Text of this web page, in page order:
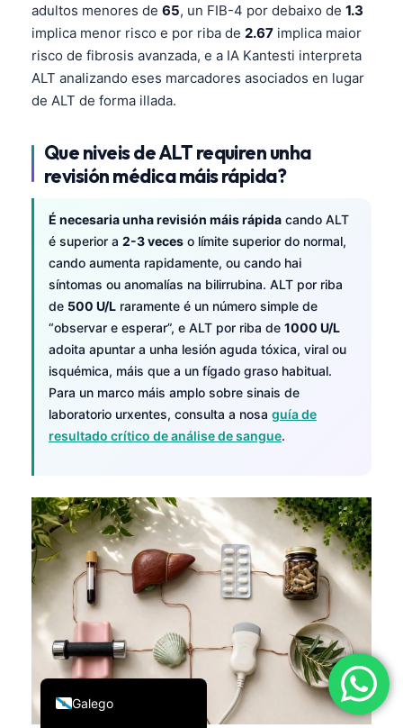
adultos menores de 65, un FIB-4 por debaixo de 1.3
implica menor risco e por riba de 2.67 implica maior
risco de fibrosis avanzada, e a IA Kantesti interpreta
ALT analizando eses marcadores asociados en lugar
de ALT de forma illada.
Que niveis de ALT requiren unha
revisión médica máis rápida?
É necesaria unha revisión máis rápida cando ALT
é superior a 2-3 veces o límite superior do normal,
cando aumenta rapidamente, ou cando hai
síntomas ou anomalías na bilirrubina. ALT por riba
de 500 U/L raramente é un número simple de
“observar e esperar”, e ALT por riba de 1000 U/L
adoita apuntar a unha lesión aguda tóxica, viral ou
isquémica, máis que a un fígado graso habitual.
Para un marco máis amplo sobre sinais de
laboratorio urxentes, consulta a nosa guía de
resultado crítico de análise de sangue.
Galego
English
Deutsch
العربية
Français
עִבְרִית
Italiano
Español
Ελληνικά
Türkçe
Română
简体中文
فارسی
Български
Dansk
Nederlands
Bahasa Indonesia
Íslenska
Српски језик
Svenska
Bosanski